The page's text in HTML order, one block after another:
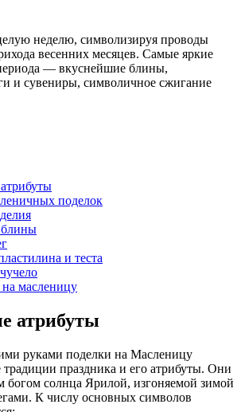
неделю, символизируя проводы
весенних месяцев. Самые яркие
— вкуснейшие блины,
и сувениры, символичное сжигание
поделок
и теста
масленицу
атрибуты
руками поделки на Масленицу
праздника и его атрибуты. Они
богом солнца Ярилой, изгоняемой зимой
К числу основных символов